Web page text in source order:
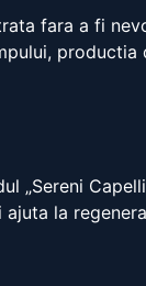
fara a fi
„Sereni
la